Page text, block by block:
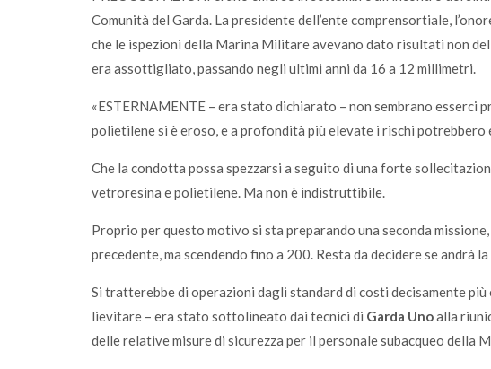
Comunità del Garda. La presidente dell’ente comprensortiale,
che le ispezioni della Marina Militare avevano dato risultati non
era assottigliato, passando negli ultimi anni da 16 a 12 millimetri.
«ESTERNAMENTE – era stato dichiarato – non sembrano esserci
polietilene si è eroso, e a profondità più elevate i rischi potrebbero
Che la condotta possa spezzarsi a seguito di una forte
vetroresina e polietilene. Ma non è indistruttibile.
Proprio per questo motivo si sta preparando una seconda
precedente, ma scendendo fino a 200. Resta da decidere se andrà
Si tratterebbe di operazioni dagli standard di costi decisamente
lievitare – era stato sottolineato dai tecnici di Garda Unoalla
delle relative misure di sicurezza per il personale subacqueo della